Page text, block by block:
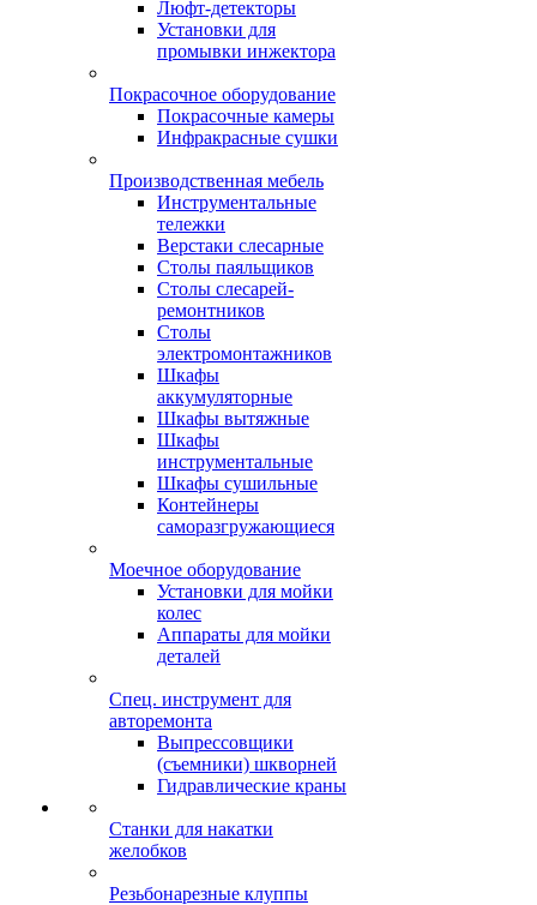
Люфт-детекторы
Установки для
промывки инжектора
Покрасочное оборудование
Покрасочные камеры
Инфракрасные сушки
Производственная мебель
Инструментальные
тележки
Верстаки слесарные
Столы паяльщиков
Столы слесарей-
ремонтников
Столы
электромонтажников
Шкафы
аккумуляторные
Шкафы вытяжные
Шкафы
инструментальные
Шкафы сушильные
Контейнеры
саморазгружающиеся
Моечное оборудование
Установки для мойки
колес
Аппараты для мойки
деталей
Спец. инструмент для
авторемонта
Выпрессовщики
(съемники) шкворней
Гидравлические краны
Станки для накатки
желобков
Резьбонарезные клуппы